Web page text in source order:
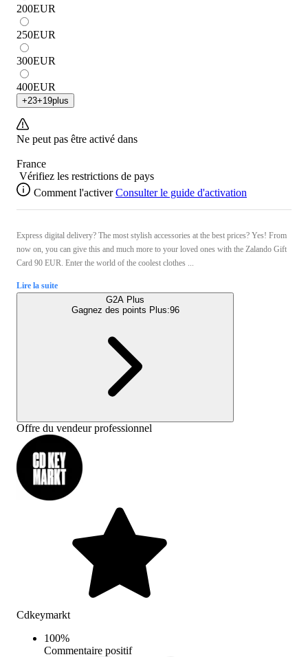
200EUR
250EUR
300EUR
400EUR
+23+19plus
Ne peut pas être activé dans
France
Vérifiez les restrictions de pays
Comment l'activer Consulter le guide d'activation
Express digital delivery? The most stylish accessories at the best prices? Yes! From
now on, you can give this and much more to your loved ones with the Zalando Gift
Card 90 EUR. Enter the world of the coolest clothes ...
Lire la suite
G2A Plus
Gagnez des points Plus:96
Offre du vendeur professionnel
Cdkeymarkt
100%
Commentaire positif